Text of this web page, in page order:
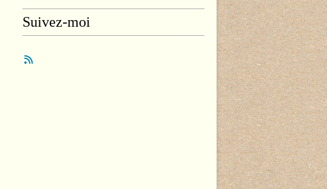
Suivez-moi